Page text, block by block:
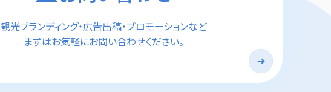
観光ブランディング・広告出稿・プロモーションなど
まずはお気軽にお問い合わせください。